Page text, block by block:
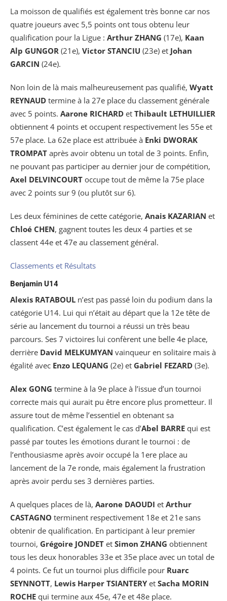
La moisson de qualifiés est également très bonne car nos
quatre joueurs avec 5,5 points ont tous obtenu leur
qualification pour la Ligue : Arthur ZHANG (17e), Kaan
Alp GUNGOR (21e), Victor STANCIU (23e) et Johan
GARCIN (24e).
Non loin de là mais malheureusement pas qualifié, Wyatt
REYNAUD termine à la 27e place du classement générale
avec 5 points. Aarone RICHARD et Thibault LETHUILLIER
obtiennent 4 points et occupent respectivement les 55e et
57e place. La 62e place est attribuée à Enki DWORAK
TROMPAT après avoir obtenu un total de 3 points. Enfin,
ne pouvant pas participer au dernier jour de compétition,
Axel DELVINCOURT occupe tout de même la 75e place
avec 2 points sur 9 (ou plutôt sur 6).
Les deux féminines de cette catégorie, Anais KAZARIAN et
Chloé CHEN, gagnent toutes les deux 4 parties et se
classent 44e et 47e au classement général.
Classements et Résultats
Benjamin U14
Alexis RATABOUL n’est pas passé loin du podium dans la
catégorie U14. Lui qui n’était au départ que la 12e tête de
série au lancement du tournoi a réussi un très beau
parcours. Ses 7 victoires lui confèrent une belle 4e place,
derrière David MELKUMYAN vainqueur en solitaire mais à
égalité avec Enzo LEQUANG (2e) et Gabriel FEZARD (3e).
Alex GONG termine à la 9e place à l’issue d’un tournoi
correcte mais qui aurait pu être encore plus prometteur. Il
assure tout de même l’essentiel en obtenant sa
qualification. C’est également le cas d’Abel BARRE qui est
passé par toutes les émotions durant le tournoi : de
l’enthousiasme après avoir occupé la 1ere place au
lancement de la 7e ronde, mais également la frustration
après avoir perdu ses 3 dernières parties.
A quelques places de là, Aarone DAOUDI et Arthur
CASTAGNO terminent respectivement 18e et 21e sans
obtenir de qualification. En participant à leur premier
tournoi, Grégoire JONDET et Simon ZHANG obtiennent
tous les deux honorables 33e et 35e place avec un total de
4 points. Ce fut un tournoi plus difficile pour Ruarc
SEYNNOTT, Lewis Harper TSIANTERYet Sacha MORIN
ROCHE qui termine aux 45e, 47e et 48e place.